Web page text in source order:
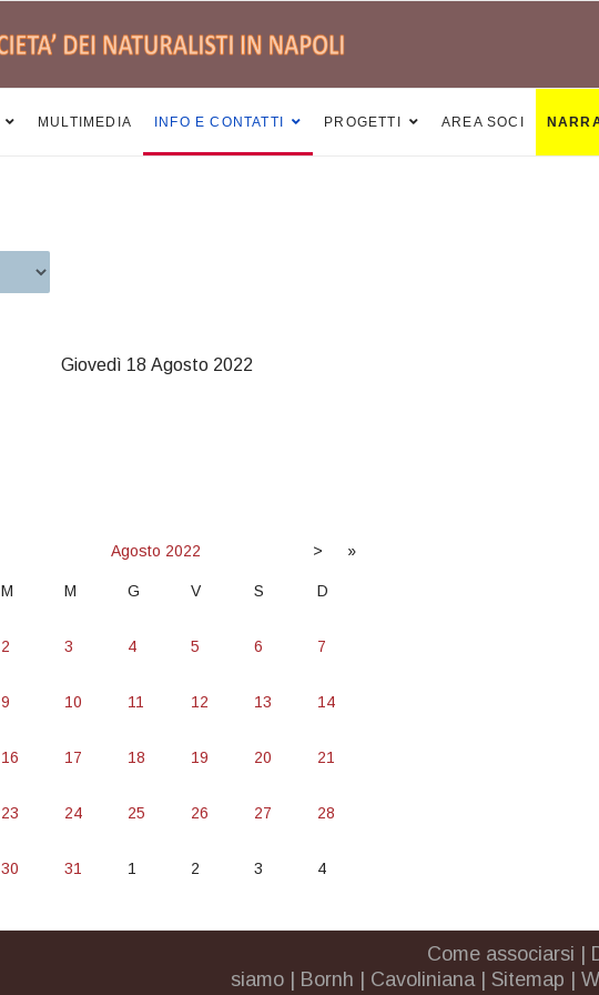
MULTIMEDIA INFO E CONTATTI PROGETTI AREA SOCI
Giovedì 18 Agosto 2022
Agosto 2022 > »
M M G V S D
2 3 4 5 6 7
9 10 11 12 13 14
16 17 18 19 20 21
23 24 25 26 27 28
30 31 1 2 3 4
Come associarsi
siamo
Bornh Cavoliniana| Sitemap